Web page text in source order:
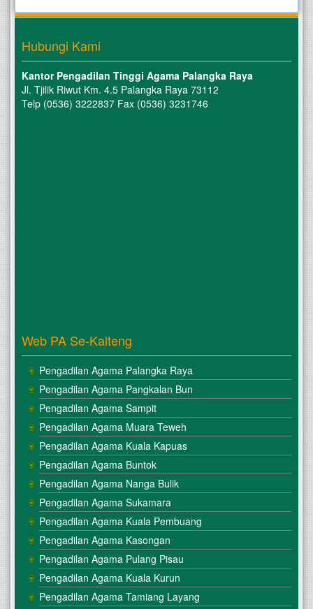
Hubungi Kami
Kantor Pengadilan Tinggi Agama Palangka Raya
Jl. Tjilik Riwut Km. 4.5 Palangka Raya 73112
Telp (0536) 3222837 Fax (0536) 3231746
Web PA Se-Kalteng
Pengadilan Agama Palangka Raya
Pengadilan Agama Pangkalan Bun
Pengadilan Agama Sampit
Pengadilan Agama Muara Teweh
Pengadilan Agama Kuala Kapuas
Pengadilan Agama Buntok
Pengadilan Agama Nanga Bulik
Pengadilan Agama Sukamara
Pengadilan Agama Kuala Pembuang
Pengadilan Agama Kasongan
Pengadilan Agama Pulang Pisau
Pengadilan Agama Kuala Kurun
Pengadilan Agama Tamiang Layang